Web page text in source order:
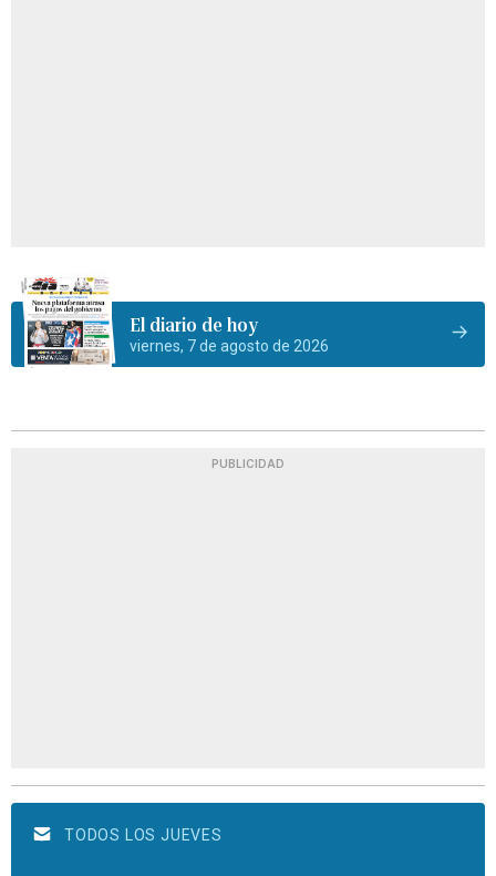
El diario de hoy
viernes, 7 de agosto de 2026
PUBLICIDAD
TODOS LOS JUEVES